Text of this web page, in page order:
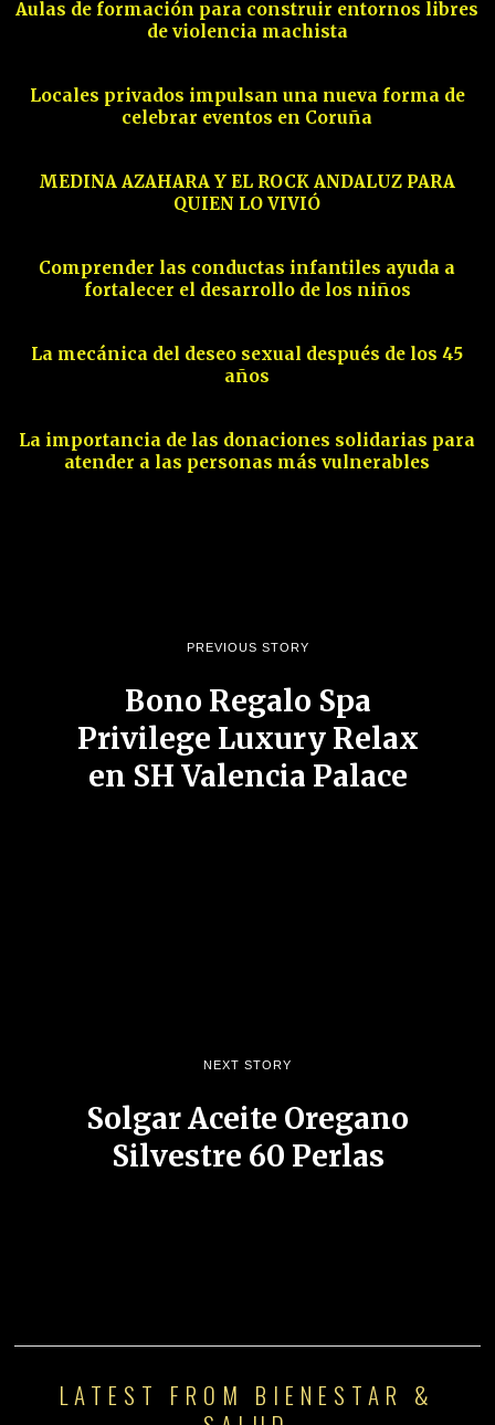
Aulas de formación para construir entornos libres
de violencia machista
Locales privados impulsan una nueva forma de
celebrar eventos en Coruña
MEDINA AZAHARA Y EL ROCK ANDALUZ PARA
QUIEN LO VIVIÓ
Comprender las conductas infantiles ayuda a
fortalecer el desarrollo de los niños
La mecánica del deseo sexual después de los 45
años
La importancia de las donaciones solidarias para
atender a las personas más vulnerables
PREVIOUS STORY
Bono Regalo Spa
Privilege Luxury Relax
en SH Valencia Palace
NEXT STORY
Solgar Aceite Oregano
Silvestre 60 Perlas
LATEST FROM BIENESTAR &